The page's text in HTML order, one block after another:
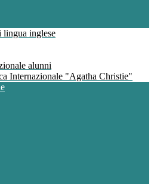
lingua inglese
alunni
Internazionale "Agatha Christie"